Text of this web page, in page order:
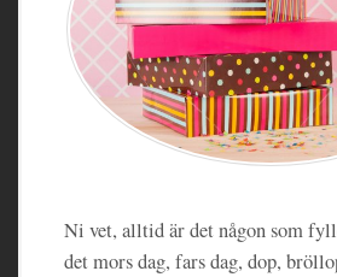
Ni vet, alltid är det någon som
det mors dag, fars dag, dop,